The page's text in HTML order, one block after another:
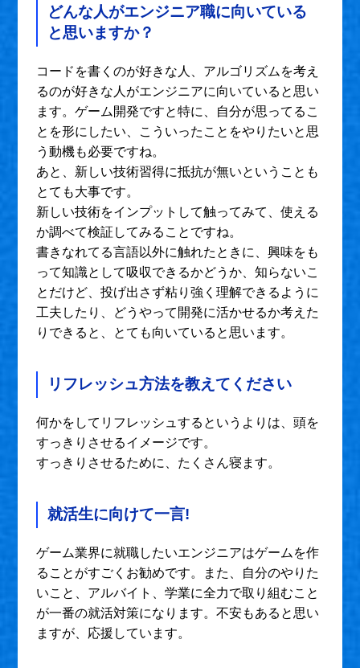
どんな人がエンジニア職に向いている
と思いますか？
コードを書くのが好きな人、アルゴリズムを考え
るのが好きな人がエンジニアに向いていると思い
ます。ゲーム開発ですと特に、自分が思ってるこ
とを形にしたい、こういったことをやりたいと思
う動機も必要ですね。
あと、新しい技術習得に抵抗が無いということも
とても大事です。
新しい技術をインプットして触ってみて、使える
か調べて検証してみることですね。
書きなれてる言語以外に触れたときに、興味をも
って知識として吸収できるかどうか、知らないこ
とだけど、投げ出さず粘り強く理解できるように
工夫したり、どうやって開発に活かせるか考えた
りできると、とても向いていると思います。
リフレッシュ方法を教えてください
何かをしてリフレッシュするというよりは、頭を
すっきりさせるイメージです。
すっきりさせるために、たくさん寝ます。
就活生に向けて一言!
ゲーム業界に就職したいエンジニアはゲームを作
ることがすごくお勧めです。また、自分のやりた
いこと、アルバイト、学業に全力で取り組むこと
が一番の就活対策になります。不安もあると思い
ますが、応援しています。